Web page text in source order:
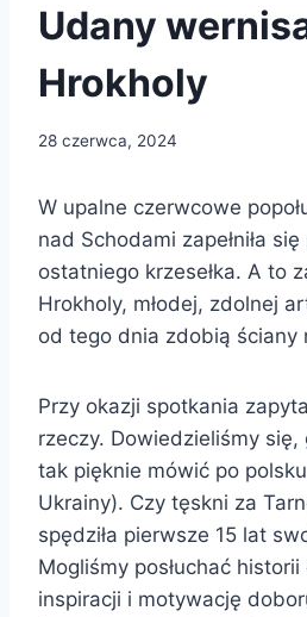
Udany
Hrokholy
28 czerwca, 2024
W upalne czerwcowe
nad Schodami zapełniła
ostatniego krzesełka. A to
Hrokholy, młodej, zdolnej
od tego dnia zdobią ściany
Przy okazji spotkania
rzeczy. Dowiedzieliśmy się,
tak pięknie mówić po
Ukrainy). Czy tęskni za
spędziła pierwsze 15 lat
Mogliśmy posłuchać
inspiracji i motywację